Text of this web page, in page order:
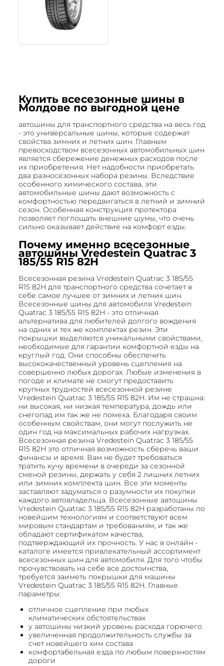
Купить всесезонные шины в
Молдове по выгодной цене
автошины для транспортного средства на весь год
- это универсальные шины, которые содержат
свойства зимних и летних шин. Главным
превосходством всесезонных автомобильных шин
является сбережение денежных расходов после
их приобретения. Нет надобности приобретать
два разносезонных набора резины. Вследствие
особенного химического состава, эти
автомобильные шины дают возможность с
комфортностью передвигаться в летний и зимний
сезон. Особенная конструкция протектора
позволяет поглощать внешние шумы, что очень
сильно оказывает действие на комфорт езды.
Почему именно всесезонные
автошины Vredestein Quatrac 3
185/55 R15 82H
Всесезонная резина Vredestein Quatrac 3 185/55
R15 82H для транспортного средства сочетает в
себе самое лучшее от зимних и летних шин.
Всесезонные шины для автомобиля Vredestein
Quatrac 3 185/55 R15 82H - это отличная
альтернатива для любителей долгого вождения
на одних и тех же комплектах резин. Эти
покрышки выделяются уникальными свойствами,
необходимые для гарантии комфортной езды на
круглый год. Они способны обеспечить
высококачественный уровень сцепления на
совершенно любых дорогах. Любые изменения в
погоде и климате не смогут предоставить
крупных трудностей всесезонной резине
Vredestein Quatrac 3 185/55 R15 82H. Им не страшна:
ни высокая, ни низкая температура, дождь или
снегопад им так же не помеха. Благодаря своим
особенным свойствам, они могут послужить не
один год на максимальных рабочих нагрузках.
Всесезонная резина Vredestein Quatrac 3 185/55
R15 82H это отличная возможность сберечь ваши
финансы и время. Вам не будет требоваться
тратить кучу времени в очереди за сезонной
сменой резины, держать у себя 2 лишних летних
или зимних комплекта шин. Все эти моменты
заставляют задуматься о разумности их покупки
каждого автовладельца. Всесезонные автошины
Vredestein Quatrac 3 185/55 R15 82H разработаны по
новейшим технологиям и соответствуют всем
мировым стандартам и требованиям, и так же
обладают сертификатом качества,
подтверждающий их прочность. У нас в онлайн -
каталоге имеется привлекательный ассортимент
всесезонных шин для автомобиля. Для того чтобы
прочувствовать на себе все достоинства,
требуется заиметь покрышки для машины
Vredestein Quatrac 3 185/55 R15 82H. Главные
параметры:
отличное сцепление при любых
климатических обстоятельствах
у автошины низкий уровень расхода горючего
увеличенная продолжительность службы за
счет новейшего хим состава
комфортабельная езда по любым поверхностям
дороги